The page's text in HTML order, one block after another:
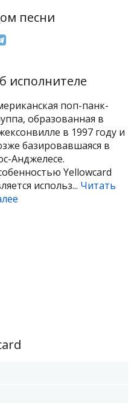
песни
исполнителе
поп-панк-
образованная в
в 1997 году и
базировавшаяся в
Анджелесе.
Yellowcard
использ... Читать